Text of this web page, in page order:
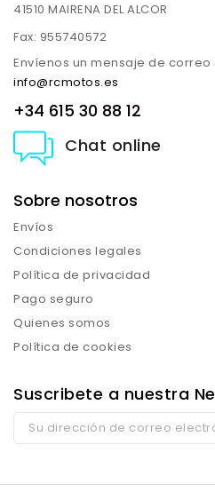
41510 MAIRENA DEL ALCOR
Fax: 955740572
Envíenos un mensaje de
info@rcmotos.es
+34 615 30 88 12
Chat online
Sobre nosotros
Envíos
Condiciones legales
Política de privacidad
Pago seguro
Quienes somos
Política de cookies
Suscribete a nuestra